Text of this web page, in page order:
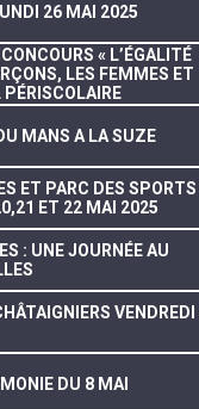
26 MAI 2025
« L’ÉGALITÉ
LES FEMMES ET
PÉRISCOLAIRE
MANS A LA SUZE
ET PARC DES SPORTS
ET 22 MAI 2025
: UNE JOURNÉE AU
VENDREDI
DU 8 MAI